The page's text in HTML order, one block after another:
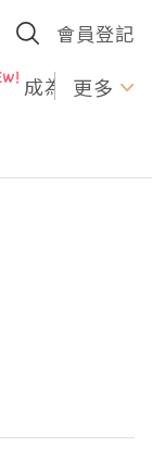
會員登記
成為U更多